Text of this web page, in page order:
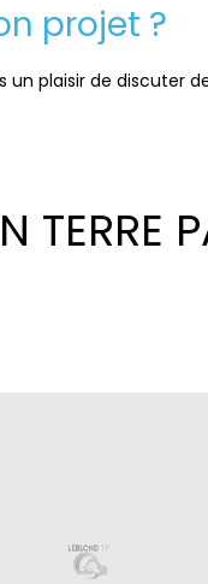
projet ?
un plaisir de discuter
TERRE